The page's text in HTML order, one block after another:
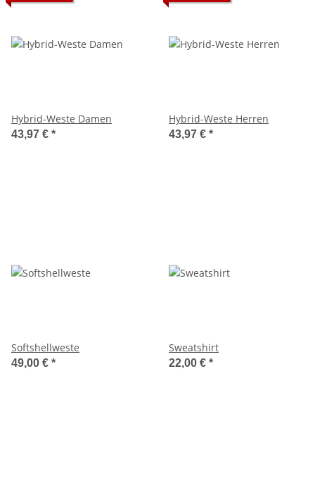
Hybrid-Weste Damen
43,97 € *
Hybrid-Weste Herren
43,97 € *
Softshellweste
49,00 € *
Sweatshirt
22,00 € *